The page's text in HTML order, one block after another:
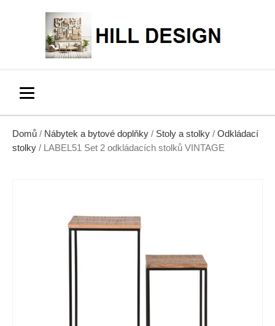
Domů / Nábytek a bytové doplňky / Stoly a stolky / Odkládací
stolky / LABEL51 Set 2 odkládacích stolků VINTAGE